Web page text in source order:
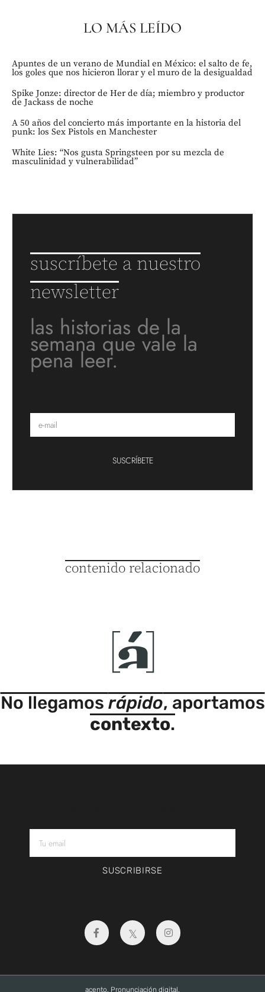
LO MÁS LEÍDO
Apuntes de un verano de Mundial en México: el salto de fe,
los goles que nos hicieron llorar y el muro de la desigualdad
Spike Jonze: director de Her de día; miembro y productor
de Jackass de noche
A 50 años del concierto más importante en la historia del
punk: los Sex Pistols en Manchester
White Lies: “Nos gusta Springsteen por su mezcla de
masculinidad y vulnerabilidad”
suscríbete a nuestro
newsletter
las historias de la
semana que vale la
pena leer.
SUSCRÍBETE
contenido relacionado
No llegamos rápido, aportamos
contexto.
SUSCRIBIRSE
acento. Pronunciación digital.